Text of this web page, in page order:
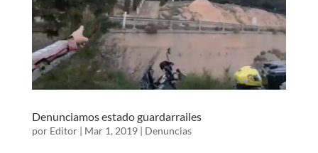
Denunciamos estado guardarrailes
por Editor| Mar 1, 2019| Denuncias